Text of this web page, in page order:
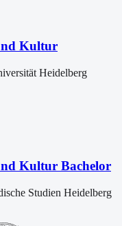
Kultur
Heidelberg
Kultur Bachelor
Studien Heidelberg